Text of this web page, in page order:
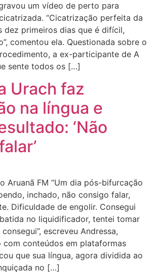
um vídeo de perto para
“Cicatrização perfeita da
dez primeiros dias que é difícil,
comentou ela. Questionada sobre o
a ex-participante de A
sente todos os […]
Urach faz
na língua e
‘Não
Aruanã FM “Um dia pós-bifurcação
inchado, não consigo falar,
Dificuldade de engolir. Consegui
no liquidificador, tentei tomar
escreveu Andressa,
conteúdos em plataformas
que sua língua, agora dividida ao
no […]